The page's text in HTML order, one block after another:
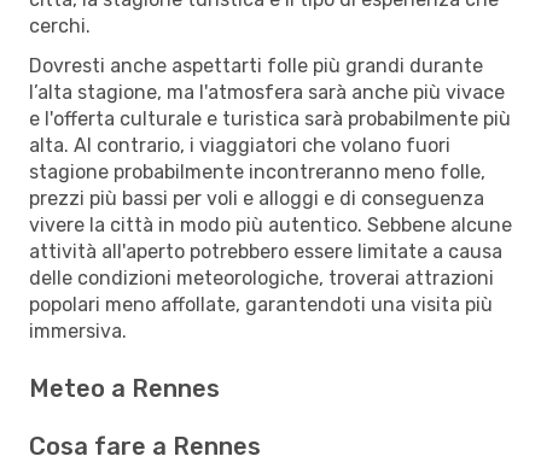
cerchi.
Dovresti anche aspettarti folle più grandi durante
l’alta stagione, ma l'atmosfera sarà anche più vivace
e l'offerta culturale e turistica sarà probabilmente più
alta. Al contrario, i viaggiatori che volano fuori
stagione probabilmente incontreranno meno folle,
prezzi più bassi per voli e alloggi e di conseguenza
vivere la città in modo più autentico. Sebbene alcune
attività all'aperto potrebbero essere limitate a causa
delle condizioni meteorologiche, troverai attrazioni
popolari meno affollate, garantendoti una visita più
immersiva.
Meteo a Rennes
Cosa fare a Rennes